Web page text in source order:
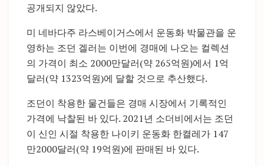
공개되지 않았다.
미 네바다주 라스베이거스에서 운동화 박물관을 운
영하는 조던 겔러는 이번에 경매에 나오는 컬렉션
의 가격이 최소 2000만달러(약 265억원)에서 1억
달러(약 1323억원)에 달할 것으로 추산했다.
조던이 착용한 물건들은 경매 시장에서 기록적인
가격에 낙찰된 바 있다. 2021년 소더비에서는 조던
이 신인 시절 착용한 나이키 운동화 한켤레가 147
만2000달러(약 19억원)에 판매된 바 있다.